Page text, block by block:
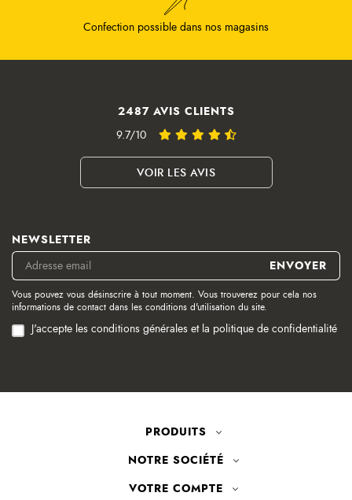
Confection possible dans nos magasins
2487 AVIS CLIENTS
9.7/10
VOIR LES AVIS
NEWSLETTER
Vous pouvez vous désinscrire à tout moment. Vous trouverez pour cela nos
informations de contact dans les conditions d'utilisation du site.
J'accepte les conditions générales et la politique de confidentialité
PRODUITS
NOTRE SOCIÉTÉ
VOTRE COMPTE